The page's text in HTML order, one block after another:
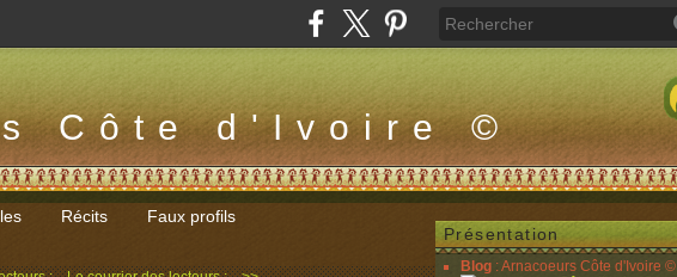
Côte d'Ivoire ©
Récits Faux profils
Présentation
Blog : Arnacoeurs Côte d'Ivoire ©